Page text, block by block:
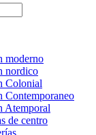
moderno
nordico
Colonial
Contemporaneo
Atemporal
de centro